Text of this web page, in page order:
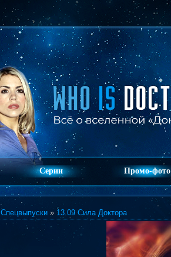
Серии Промо-фото
Спецвыпуски » 13.09 Сила Доктора